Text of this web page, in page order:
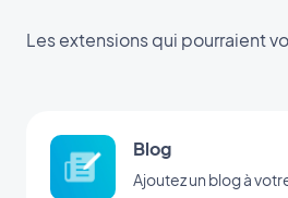
Les extensions qui pourraient
Blog
Ajoutez un blog à